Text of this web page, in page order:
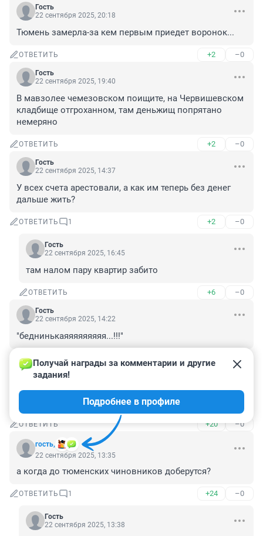
Гость
22 сентября 2025, 20:18
Тюмень замерла-за кем первым приедет воронок...
ОТВЕТИТЬ +2 –0
Гость
22 сентября 2025, 19:40
В мавзолее чемезовском поищите, на Червишевском
кладбище отгроханном, там деньжищ попрятано
немеряно
ОТВЕТИТЬ +2 –0
Гость
22 сентября 2025, 14:37
У всех счета арестовали, а как им теперь без денег
дальше жить?
ОТВЕТИТЬ 1 +2 –0
Гость
22 сентября 2025, 16:45
там налом пару квартир забито
ОТВЕТИТЬ +6 –0
Гость
22 сентября 2025, 14:22
"беднинькаяяяяяяяяя...!!!"
ОТВЕТИТЬ –0
Гость
когда за Шевчиков возьмутся?
ОТВЕТИТЬ +20 –0
гость,
Получай награды за комментарии и другие
задания!
Подробнее в профиле
22 сентября 2025, 13:35
а когда до тюменских чиновников доберутся?
ОТВЕТИТЬ 1 +24 –0
Гость
22 сентября 2025, 13:38